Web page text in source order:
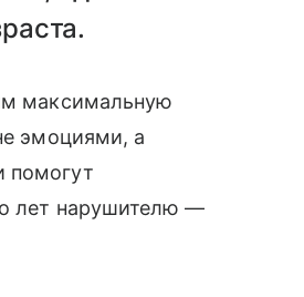
максимальную
эмоциями, а
помогут
лет нарушителю —